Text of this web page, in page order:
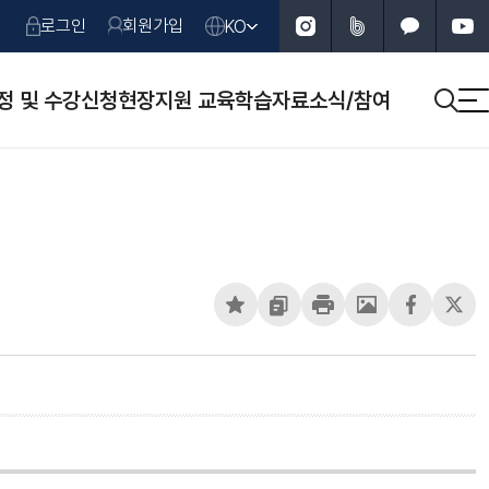
로그인 회원가입 KO
ENG
및 수강신청현장지원 교육학습자료소식/참여 검색
페이지 스크랩
URL 복사페이지 인쇄페이지 캡처